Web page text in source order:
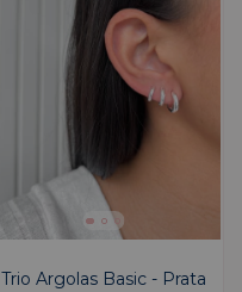
Trio Argolas Basic - Prata